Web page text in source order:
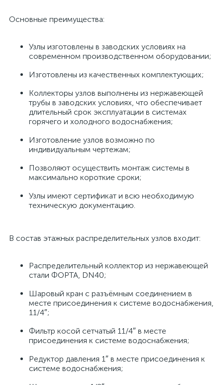
Основные преимущества:
Узлы изготовлены в заводских условиях на
современном производственном оборудовании;
Изготовлены из качественных комплектующих;
Коллекторы узлов выполнены из нержавеющей
трубы в заводских условиях, что обеспечивает
длительный срок эксплуатации в системах
горячего и холодного водоснабжения;
Изготовление узлов возможно по
индивидуальным чертежам;
Позволяют осуществить монтаж системы в
максимально короткие сроки;
Узлы имеют сертификат и всю необходимую
техническую документацию.
В состав этажных распределительных узлов входит:
Распределительный коллектор из нержавеющей
стали ФОРТА, DN40;
Шаровый кран с разъёмным соединением в
месте присоединения к системе водоснабжения,
11/4″;
Фильтр косой сетчатый 11/4″ в месте
присоединения к системе водоснабжения;
Редуктор давления 1″ в месте присоединения к
системе водоснабжения;